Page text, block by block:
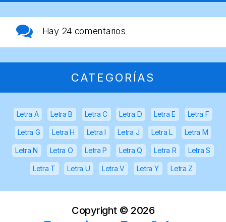
Hay 24 comentarios
CATEGORÍAS
Letra A Letra B Letra C Letra D Letra E Letra F
Letra G Letra H Letra I Letra J Letra L Letra M
Letra N Letra O Letra P Letra Q Letra R Letra S
Letra T Letra U Letra V Letra Y Letra Z
Copyright © 2026